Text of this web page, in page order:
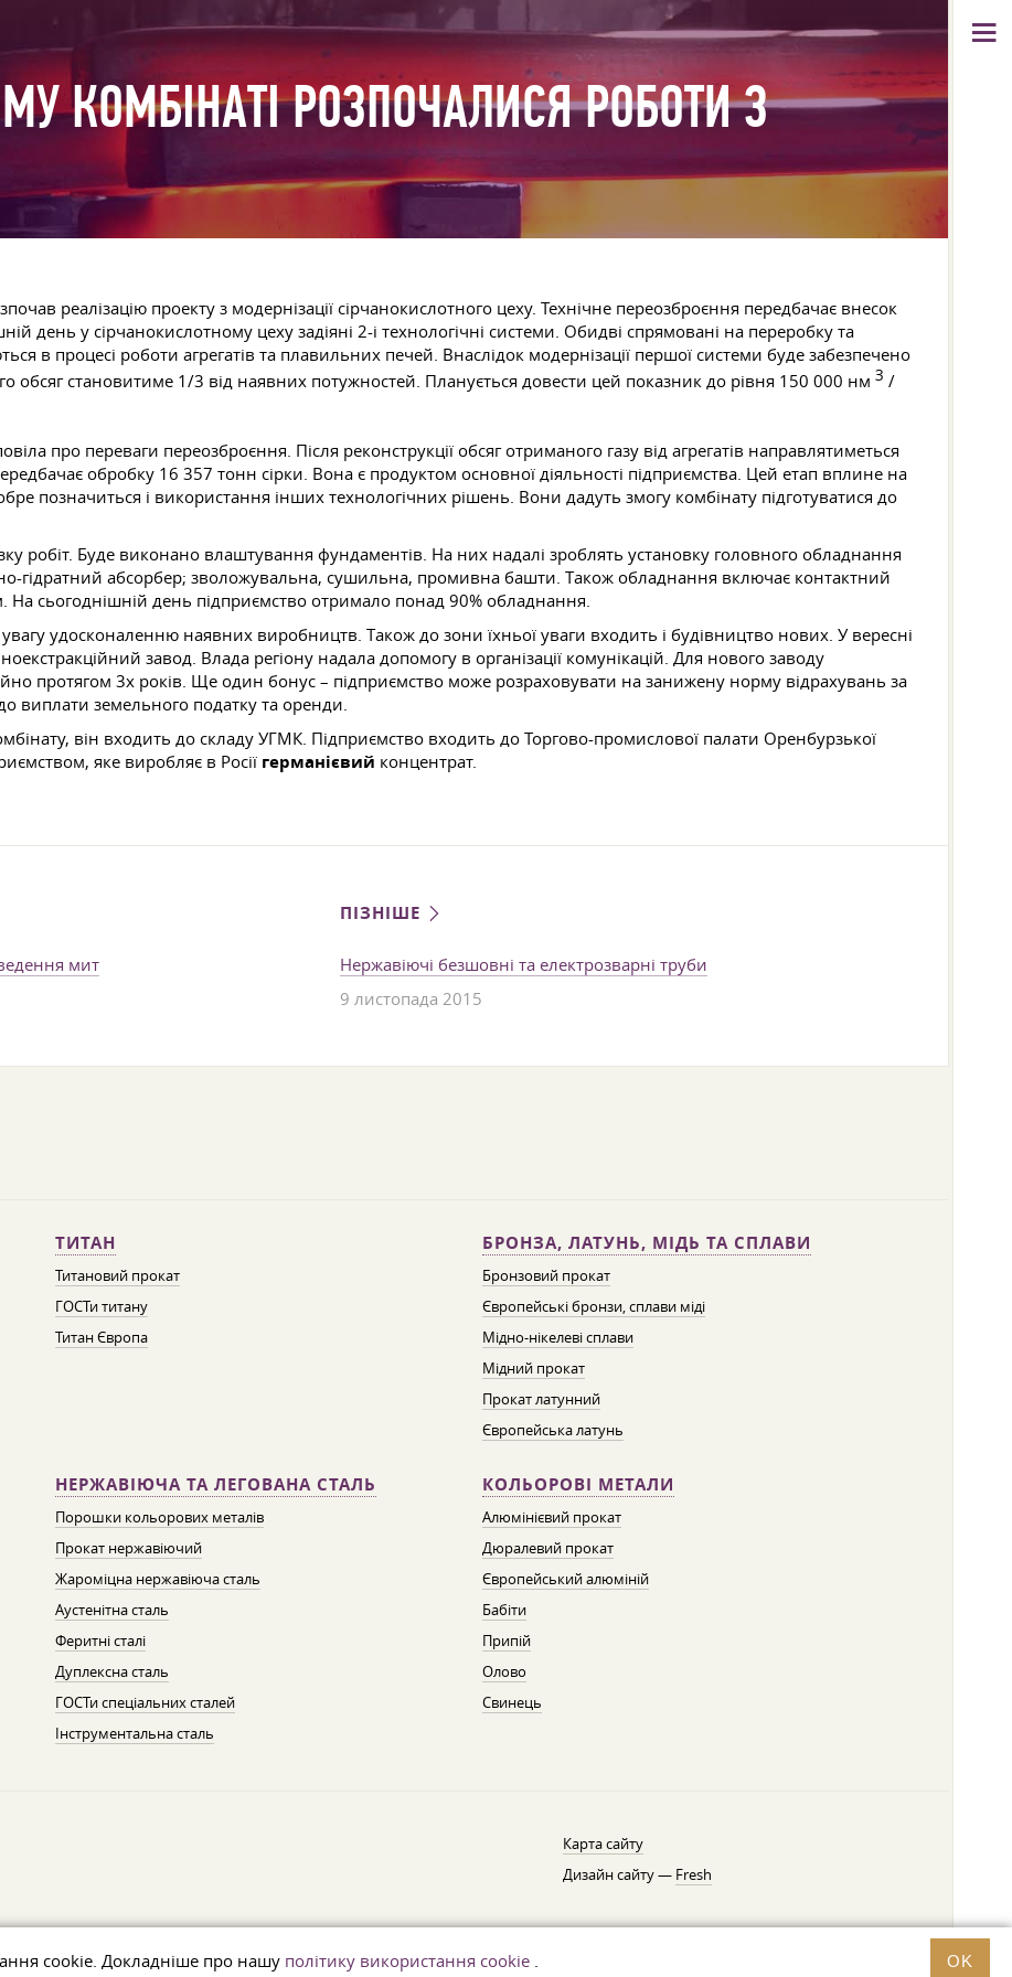
cookie. Докладніше про нашу політику використання cookie . OK
КОМБІНАТІ РОЗПОЧАЛИСЯ РОБОТИ З
реалізацію проекту з модернізації сірчанокислотного цеху. Технічне переозброєння передбачає внесок
день у сірчанокислотному цеху задіяні 2-і технологічні системи. Обидві спрямовані на переробку та
в процесі роботи агрегатів та плавильних печей. Внаслідок модернізації першої системи буде забезпечено
обсяг становитиме 1/3 від наявних потужностей. Планується довести цей показник до рівня 150 000 нм З /
про переваги переозброєння. Після реконструкції обсяг отриманого газу від агрегатів направлятиметься
обробку 16 357 тонн сірки. Вона є продуктом основної діяльності підприємства. Цей етап вплине на
позначиться і використання інших технологічних рішень. Вони дадуть змогу комбінату підготуватися до
робіт. Буде виконано влаштування фундаментів. На них надалі зроблять установку головного обладнання
гідратний абсорбер; зволожувальна, сушильна, промивна башти. Також обладнання включає контактний
На сьогоднішній день підприємство отримало понад 90% обладнання.
удосконаленню наявних виробництв. Також до зони їхньої уваги входить і будівництво нових. У вересні
завод. Влада регіону надала допомогу в організації комунікацій. Для нового заводу
протягом 3х років. Ще один бонус – підприємство може розраховувати на занижену норму відрахувань за
виплати земельного податку та оренди.
він входить до складу УГМК. Підприємство входить до Торгово-промислової палати Оренбурзької
яке виробляє в Росії германієвий концентрат.
мит
ПІЗНІШЕ
Нержавіючі безшовні та електрозварні труби
9 листопада 2015
ТИТАН
Титановий прокат
ГОСТи титану
Титан Європа
БРОНЗА, ЛАТУНЬ, МІДЬ ТА СПЛАВИ
Бронзовий прокат
Європейські бронзи, сплави міді
Мідно-нікелеві сплави
Мідний прокат
Прокат латунний
Європейська латунь
НЕРЖАВІЮЧА ТА ЛЕГОВАНА СТАЛЬ
Порошки кольорових металів
Прокат нержавіючий
Жароміцна нержавіюча сталь
Аустенітна сталь
Феритні сталі
Дуплексна сталь
ГОСТи спеціальних сталей
Інструментальна сталь
КОЛЬОРОВІ МЕТАЛИ
Алюмінієвий прокат
Дюралевий прокат
Європейський алюміній
Бабіти
Припій
Олово
Свинець
Карта сайту
Дизайн сайту — Fresh